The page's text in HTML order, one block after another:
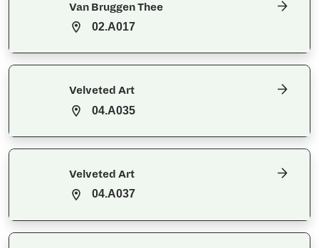
Van Bruggen Thee
02.A017
Velveted Art
04.A035
Velveted Art
04.A037